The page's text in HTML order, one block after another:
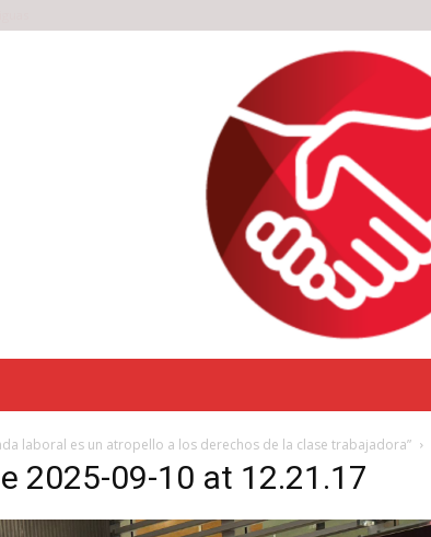
laboral es un atropello a los derechos de la clase trabajadora”
2025-09-10 at 12.21.17